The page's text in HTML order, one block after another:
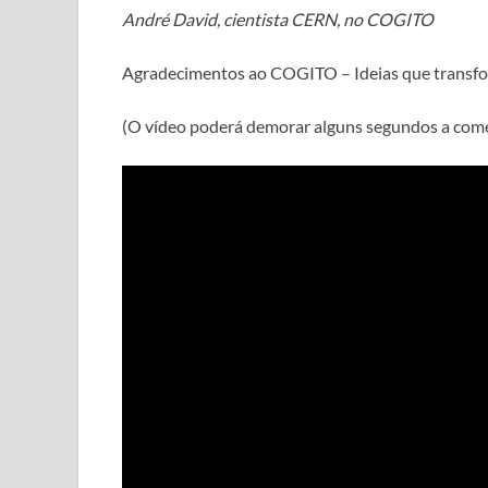
André David, cientista CERN, no COGITO
Agradecimentos ao COGITO – Ideias que
(O vídeo poderá demorar alguns segundos a